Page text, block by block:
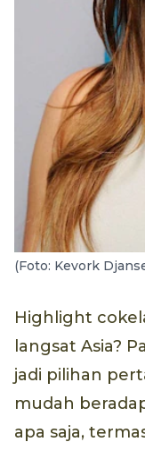
(Foto: Kevork
Highlight
langsat Asia?
jadi pilihan
mudah
apa saja,